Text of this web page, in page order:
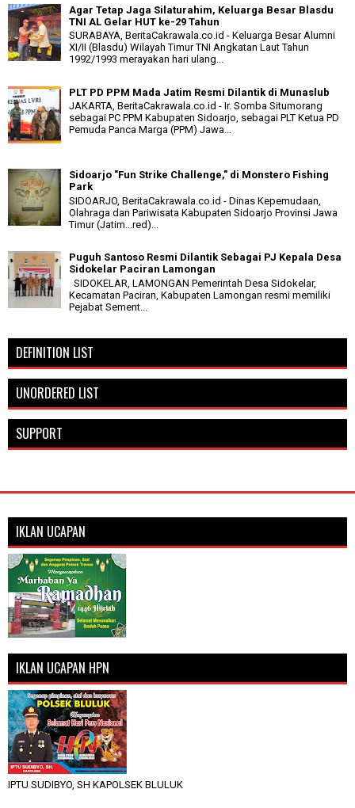
Agar Tetap Jaga Silaturahim, Keluarga Besar Blasdu
TNI AL Gelar HUT ke-29 Tahun
SURABAYA, BeritaCakrawala.co.id - Keluarga Besar Alumni
XI/II (Blasdu) Wilayah Timur TNI Angkatan Laut Tahun
1992/1993 merayakan hari ulang...
PLT PD PPM Mada Jatim Resmi Dilantik di Munaslub
JAKARTA, BeritaCakrawala.co.id - Ir. Somba Situmorang
sebagai PC PPM Kabupaten Sidoarjo, sebagai PLT Ketua PD
Pemuda Panca Marga (PPM) Jawa...
Sidoarjo "Fun Strike Challenge," di Monstero Fishing
Park
SIDOARJO, BeritaCakrawala.co.id - Dinas Kepemudaan,
Olahraga dan Pariwisata Kabupaten Sidoarjo Provinsi Jawa
Timur (Jatim...red)...
Puguh Santoso Resmi Dilantik Sebagai PJ Kepala Desa
Sidokelar Paciran Lamongan
SIDOKELAR, LAMONGAN Pemerintah Desa Sidokelar,
Kecamatan Paciran, Kabupaten Lamongan resmi memiliki
Pejabat Sement...
DEFINITION LIST
UNORDERED LIST
SUPPORT
IKLAN UCAPAN
IKLAN UCAPAN HPN
IPTU SUDIBYO, SH KAPOLSEK BLULUK